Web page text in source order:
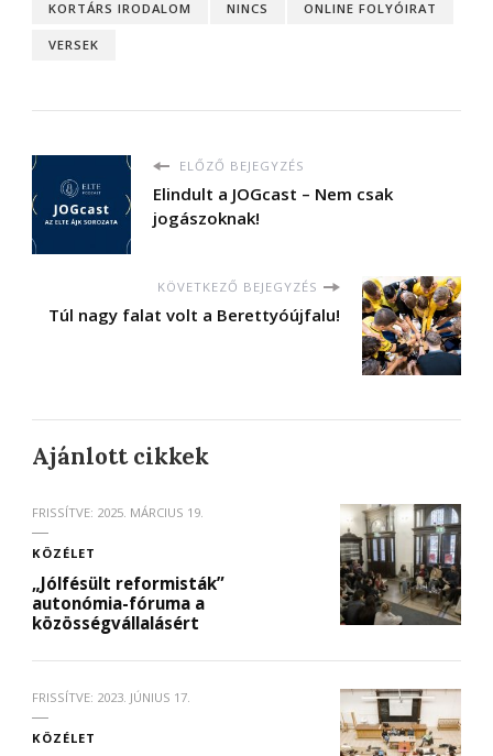
KORTÁRS IRODALOM NINCS ONLINE FOLYÓIRAT
VERSEK
ELŐZŐ BEJEGYZÉS
Elindult a JOGcast – Nem csak
jogászoknak!
KÖVETKEZŐ BEJEGYZÉS
Túl nagy falat volt a Berettyóújfalu!
Ajánlott cikkek
FRISSÍTVE: 2025. MÁRCIUS 19.
KÖZÉLET
„Jólfésült reformisták”
autonómia-fóruma a
közösségvállalásért
FRISSÍTVE: 2023. JÚNIUS 17.
KÖZÉLET